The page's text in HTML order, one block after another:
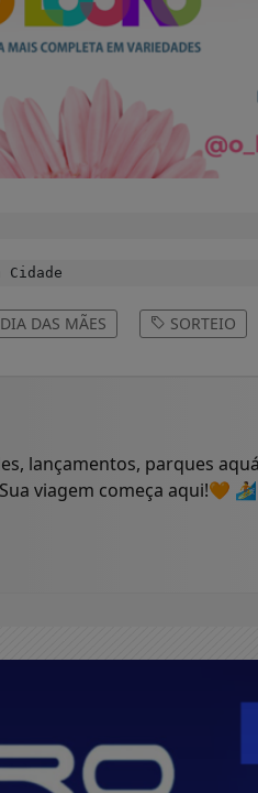
Cidade
DIA DAS MÃES SORTEIO
lançamentos, parques
viagem começa aqui!🧡